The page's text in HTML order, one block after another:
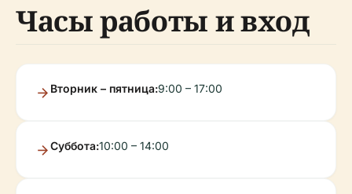
Часы работы и вход
Вторник – пятница:9:00 – 17:00
Суббота:10:00 – 14:00